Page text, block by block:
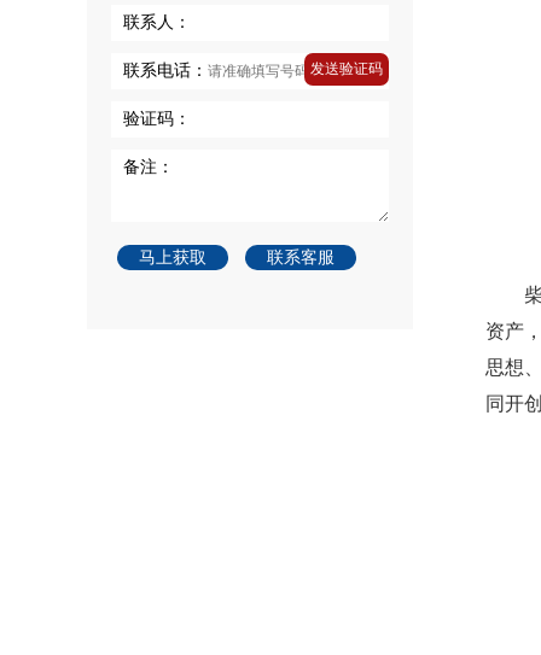
联系人：
联系电话： 发送验证码
验证码：
备注：
马上获取 联系客服
资产
思想
同开